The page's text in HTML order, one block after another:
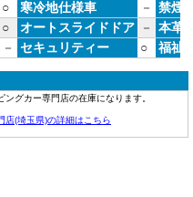
○ 寒冷地仕様車 －
禁煙
○ オートスライドドア －
本革
－ セキュリティー ○ 福祉
グカー専門店の在庫になります。
店(埼玉県)の詳細はこちら